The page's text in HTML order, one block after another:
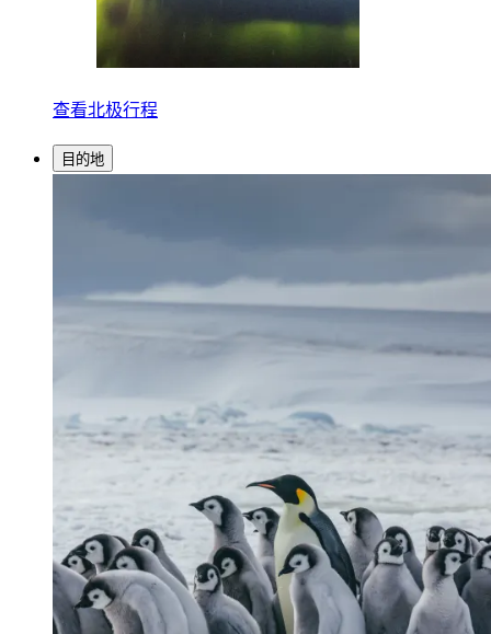
查看北极行程
目的地